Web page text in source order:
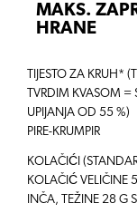
MAKS.
HRANE
TIJESTO ZA KRUH*
TVRDIM KVASOM =
UPIJANJA OD 55 %)
PIRE-KRUMPIR
KOLAČIĆI
KOLAČIĆ VELIČINE
INČA, TEŽINE 28 G